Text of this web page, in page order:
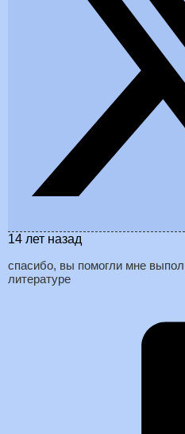
14 лет назад
спасибо, вы помогли мне
литературе